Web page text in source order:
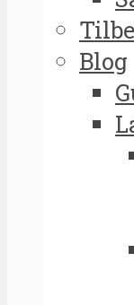
Blog